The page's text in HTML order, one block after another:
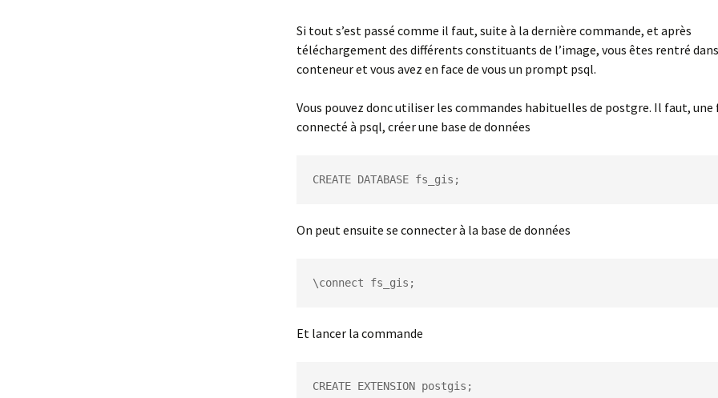
Si tout s’est passé comme il faut, suite à la dernière commande, et après
téléchargement des différents constituants de l’image, vous êtes rentré
conteneur et vous avez en face de vous un prompt psql.
Vous pouvez donc utiliser les commandes habituelles de postgre. Il faut, une
connecté à psql, créer une base de données
CREATE DATABASE fs_gis;
On peut ensuite se connecter à la base de données
\connect fs_gis;
Et lancer la commande
CREATE EXTENSION postgis;